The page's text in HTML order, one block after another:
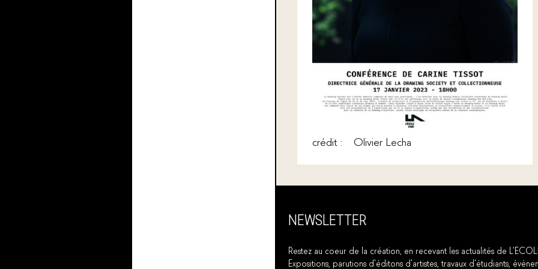
crédit : Olivier Lecha
NEWSLETTER
Restez au coeur de la création, en recevant les actualités de
Expositions, parutions d'éditons d'artistes, travaux d'étudiants,